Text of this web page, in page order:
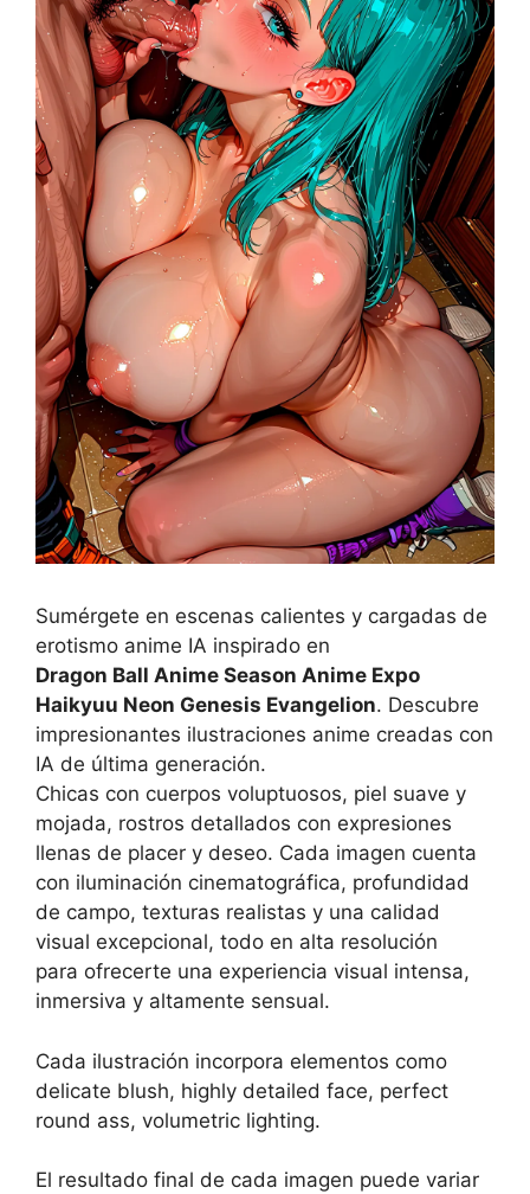
Sumérgete en escenas calientes y cargadas de
erotismo anime IA inspirado en
Dragon Ball Anime Season Anime Expo
Haikyuu Neon Genesis Evangelion. Descubre
impresionantes ilustraciones anime creadas con
IA de última generación.
Chicas con cuerpos voluptuosos, piel suave y
mojada, rostros detallados con expresiones
llenas de placer y deseo. Cada imagen cuenta
con iluminación cinematográfica, profundidad
de campo, texturas realistas y una calidad
visual excepcional, todo en alta resolución
para ofrecerte una experiencia visual intensa,
inmersiva y altamente sensual.
Cada ilustración incorpora elementos como
delicate blush, highly detailed face, perfect
round ass, volumetric lighting.
El resultado final de cada imagen puede variar